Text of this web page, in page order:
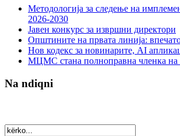
Методологија за следење на
2026-2030
Јавен конкурс за извршни директори
Општините на првата линија:
Нов кодекс за новинарите, AI
МЦМС стана полноправна членка на
Na ndiqni